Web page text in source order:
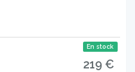
En stock
219 €